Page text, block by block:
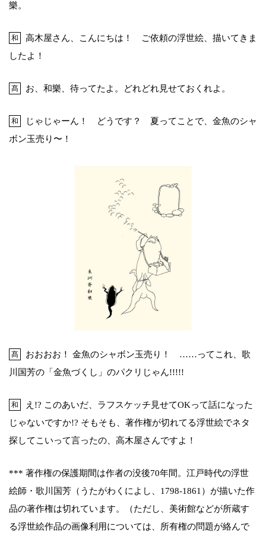
樂。
和
高木屋さん、こんにちは！ ご依頼の浮世絵、描いてきま
したよ！
髙 お、和樂、待ってたよ。どれどれ見せておくれよ。
和
じゃじゃーん！ どうです？ 夏ってことで、金魚のシャ
ボン玉売り〜！
髙
おおおお！ 金魚のシャボン玉売り！ ……ってこれ、歌
川国芳の「金魚づくし」のパクリじゃん!!!!!
和
え!? このあいだ、ラフスケッチ見せてOKって話になった
じゃないですか!? そもそも、著作権が切れてる浮世絵でネタ
探してこいって言ったの、高木屋さんですよ！
*** 著作権の保護期間は作者の没後70年間。江戸時代の浮世
絵師・歌川国芳（うたがわくによし、1798-1861）が描いた作
品の著作権は切れています。（ただし、美術館などが所蔵す
る浮世絵作品の画像利用については、所有権の問題が絡んで